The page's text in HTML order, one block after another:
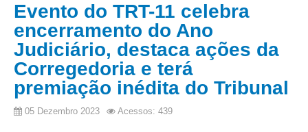
Corregedoria
Composição
Desembargadores
Seções Especializadas
Turmas
Evento do TRT-11 celebra
encerramento do Ano
Judiciário, destaca ações da
Corregedoria e terá
premiação inédita do Tribunal
05 Dezembro 2023 Acessos: 439